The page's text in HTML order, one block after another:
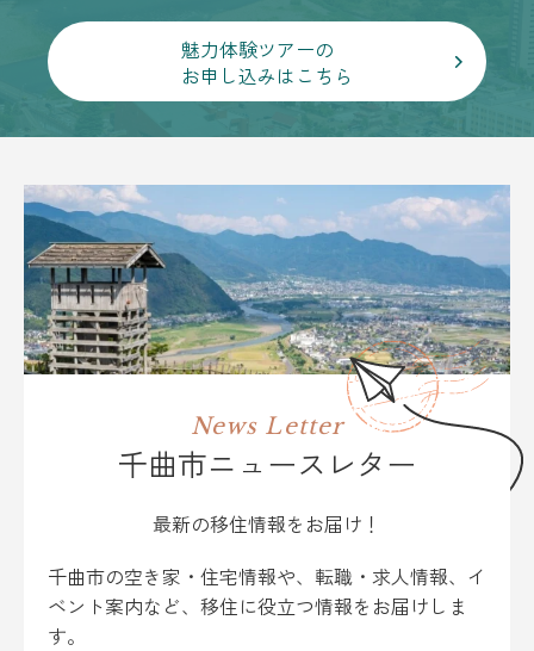
魅力体験ツアーの
お申し込みはこちら
News Letter
千曲市ニュースレター
最新の移住情報をお届け！
千曲市の空き家・住宅情報や、転職・求人情報、イ
ベント案内など、移住に役立つ情報をお届けしま
す。